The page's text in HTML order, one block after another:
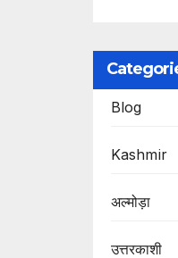
Blog
Kashmir
अल्मोड़ा
उत्तरकाशी